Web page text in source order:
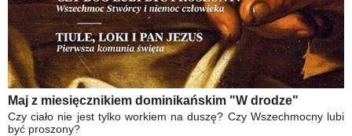
Maj z miesięcznikiem dominikańskim "W drodze"
Czy ciało nie jest tylko workiem na duszę? Czy Wszechmocny lubi
być proszony?